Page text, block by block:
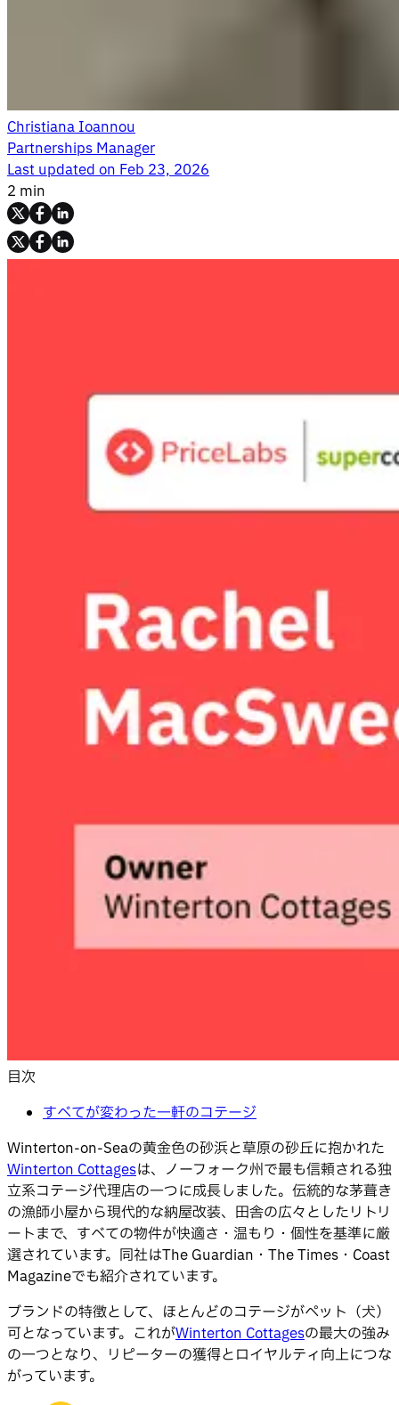
Christiana Ioannou
Partnerships Manager
Last updated onFeb 23, 2026
2 min
目次
すべてが変わった一軒のコテージ
Winterton-on-Seaの黄金色の砂浜と草原の砂丘に抱かれた
Winterton Cottagesは、ノーフォーク州で最も信頼される独
立系コテージ代理店の一つに成長しました。伝統的な茅葺き
の漁師小屋から現代的な納屋改装、田舎の広々としたリトリ
ートまで、すべての物件が快適さ・温もり・個性を基準に厳
選されています。同社はThe Guardian・The Times・Coast
Magazineでも紹介されています。
ブランドの特徴として、ほとんどのコテージがペット（犬）
可となっています。これがWinterton Cottagesの最大の強み
の一つとなり、リピーターの獲得とロイヤルティ向上につな
がっています。